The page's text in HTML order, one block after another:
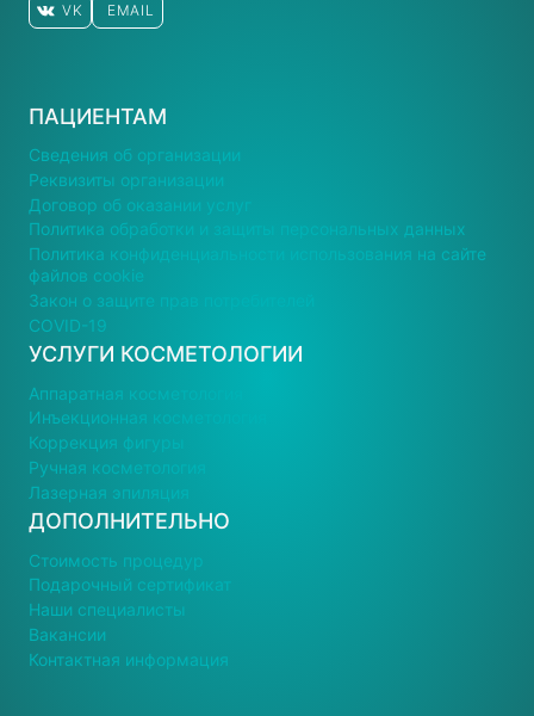
VK EMAIL
ПАЦИЕНТАМ
Сведения об организации
Реквизиты организации
Договор об оказании услуг
Политика обработки и защиты персональных данных
Политика конфиденциальности использования на сайте
файлов cookie
Закон о защите прав потребителей
COVID-19
УСЛУГИ КОСМЕТОЛОГИИ
Аппаратная косметология
Инъекционная косметология
Коррекция фигуры
Ручная косметология
Лазерная эпиляция
ДОПОЛНИТЕЛЬНО
Стоимость процедур
Подарочный сертификат
Наши специалисты
Вакансии
Контактная информация